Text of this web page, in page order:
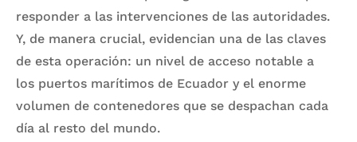
responder a las intervenciones de las autoridades.
Y, de manera crucial, evidencian una de las claves
de esta operación: un nivel de acceso notable a
los puertos marítimos de Ecuador y el enorme
volumen de contenedores que se despachan cada
día al resto del mundo.